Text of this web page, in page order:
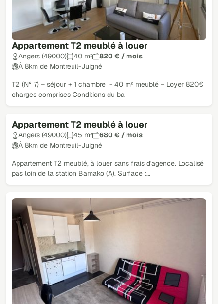
Appartement T2 meublé à louer
Angers (49000) 40 m²
820 € / mois
À 8km de Montreuil-Juigné
T2 (N° 7) – séjour + 1 chambre - 40 m² meublé – Loyer 820€
charges comprises Conditions du ba
Appartement T2 meublé à louer
Angers (49000) 45 m²
680 € / mois
À 8km de Montreuil-Juigné
Appartement T2 meublé, à louer sans frais d'agence. Localisé
pas loin de la station Bamako (A). Surface :…